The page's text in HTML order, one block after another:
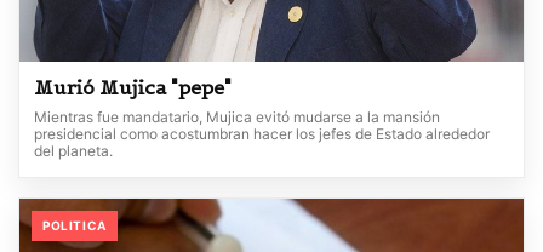
Murió Mujica "pepe"
Mientras fue mandatario, Mujica evitó mudarse a la mansión
presidencial como acostumbran hacer los jefes de Estado alrededor
del planeta.
POLITICA